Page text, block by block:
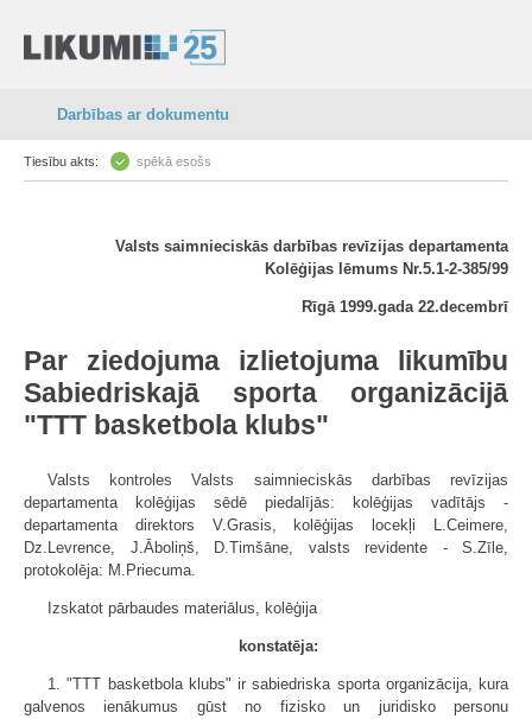
Darbības ar dokumentu
Tiesību akts: spēkā esošs
Valsts saimnieciskās darbības revīzijas departamenta
Kolēģijas lēmums Nr.5.1-2-385/99
Rīgā 1999.gada 22.decembrī
Par ziedojuma izlietojuma likumību
Sabiedriskajā sporta organizācijā
"TTT basketbola klubs"
Valsts kontroles Valsts saimnieciskās darbības revīzijas
departamenta kolēģijas sēdē piedalījās: kolēģijas vadītājs -
departamenta direktors V.Grasis, kolēģijas locekļi L.Ceimere,
Dz.Levrence, J.Āboliņš, D.Timšāne, valsts revidente - S.Zīle,
protokolēja: M.Priecuma.
Izskatot pārbaudes materiālus, kolēģija
konstatēja:
1. "TTT basketbola klubs" ir sabiedriska sporta organizācija, kura
galvenos ienākumus gūst no fizisko un juridisko personu